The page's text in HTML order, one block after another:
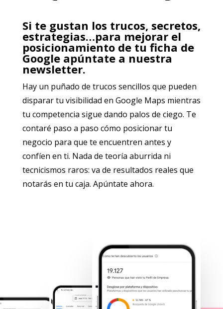
Si te gustan los trucos, secretos,
estrategias…para mejorar el
posicionamiento de tu ficha de
Google apúntate a nuestra
newsletter.
Hay un puñado de trucos sencillos que pueden
disparar tu visibilidad en Google Maps mientras
tu competencia sigue dando palos de ciego. Te
contaré paso a paso cómo posicionar tu
negocio para que te encuentren antes y
confíen en ti. Nada de teoría aburrida ni
tecnicismos raros: va de resultados reales que
notarás en tu caja. Apúntate ahora.